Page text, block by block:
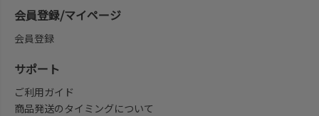
会員登録/マイページ
会員登録
サポート
ご利用ガイド
商品発送のタイミングについて